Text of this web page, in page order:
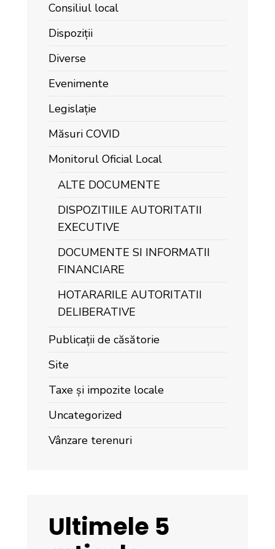
Consiliul local
Dispoziții
Diverse
Evenimente
Legislație
Măsuri COVID
Monitorul Oficial Local
ALTE DOCUMENTE
DISPOZITIILE AUTORITATII
EXECUTIVE
DOCUMENTE SI INFORMATII
FINANCIARE
HOTARARILE AUTORITATII
DELIBERATIVE
Publicații de căsătorie
Site
Taxe și impozite locale
Uncategorized
Vânzare terenuri
Ultimele 5